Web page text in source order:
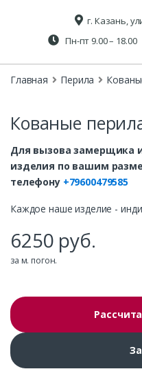
г. Казань,
Пн-пт 9.00 – 18.00
Главная Перила
Кованые
Для вызова замерщика
изделия по вашим
телефону +79600479585
Каждое наше изделие -
6250 руб.
за м. погон.